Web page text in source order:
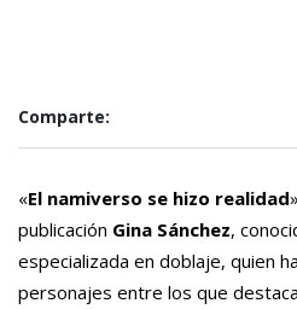
Comparte:
«El namiverso se hizo realidad
publicación Gina Sánchez,
especializada en doblaje, quien
personajes entre los que